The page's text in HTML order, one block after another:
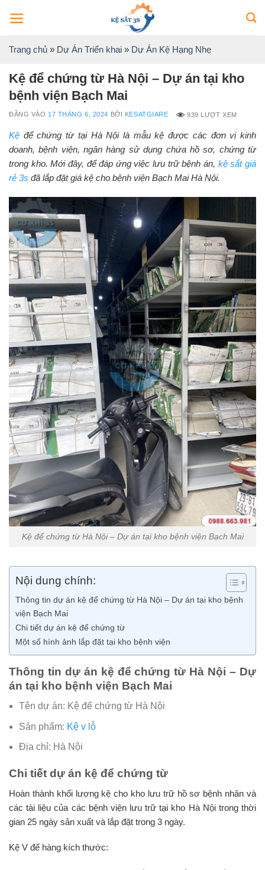
qua
nội
dungTrang chủ » Dự Án Triển khai » Dự Án Kệ Hạng Nhẹ
Kệ để chứng từ Hà Nội – Dự án tại kho
bệnh viện Bạch Mai
ĐĂNG VÀO17 THÁNG 6, 2024 BỞI KESATGIARE 939 LƯỢT XEM
Kệ để chứng từ tại Hà Nội là mẫu kệ được các đơn vị kinh
doanh, bệnh viện, ngân hàng sử dụng chứa hồ sơ, chứng từ
trong kho. Mới đây, để đáp ứng việc lưu trữ bệnh án, kệ sắt giá
rẻ 3s đã lắp đặt giá kệ cho bệnh viện Bạch Mai Hà Nội.
Kệ để chứng từ Hà Nội – Dự án tại kho bệnh viện Bạch Mai
Nội dung chính:
Thông tin dự án kệ để chứng từ Hà Nội – Dự án tại kho bệnh
viện Bạch Mai
Chi tiết dự án kệ để chứng từ
Một số hình ảnh lắp đặt tại kho bệnh viện
Thông tin dự án kệ để chứng từ Hà Nội – Dự
án tại kho bệnh viện Bạch Mai
Tên dự án: Kệ để chứng từ Hà Nội
Sản phẩm: Kệ v lỗ
Địa chỉ: Hà Nội
Chi tiết dự án kệ để chứng từ
Hoàn thành khối lượng kệ cho kho lưu trữ hồ sơ bệnh nhân và
các tài liệu của các bệnh viện lưu trữ tại kho Hà Nội trong thời
gian 25 ngày sản xuất và lắp đặt trong 3 ngày.
Kệ V để hàng kích thước: